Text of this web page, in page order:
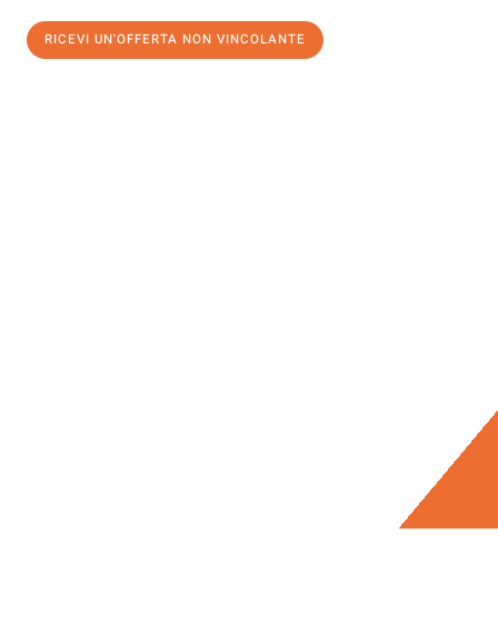
RICEVI UN'OFFERTA NON VINCOLANTE